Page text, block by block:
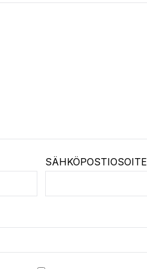
SÄHKÖPOSTIOSOITE